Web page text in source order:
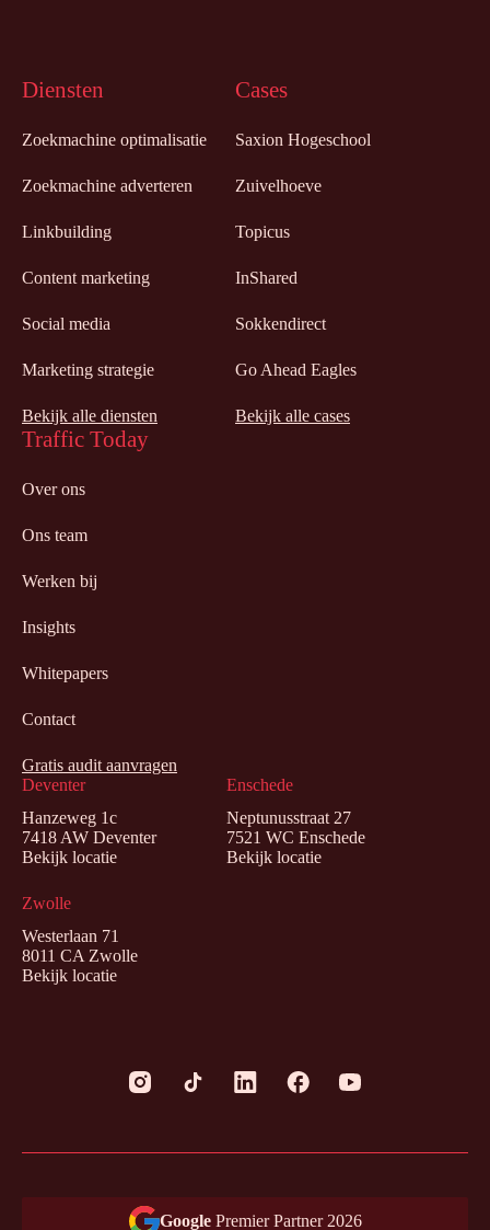
Deventer
Hanzeweg 1c
7418 AW Deventer
Bekijk locatie
Enschede
Neptunusstraat 27
7521 WC Enschede
Bekijk locatie
Zwolle
Westerlaan 71
8011 CA Zwolle
Bekijk locatie
Diensten
Zoekmachine optimalisatie
Zoekmachine adverteren
Linkbuilding
Content marketing
Social media
Marketing strategie
Bekijk alle diensten
Cases
Saxion Hogeschool
Zuivelhoeve
Topicus
InShared
Sokkendirect
Go Ahead Eagles
Bekijk alle cases
Traffic Today
Over ons
Ons team
Werken bij
Insights
Whitepapers
Contact
Gratis audit aanvragen
Google Premier Partner 2026